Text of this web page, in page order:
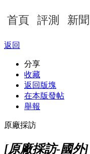
首頁 評測 新聞
返回
分享
收藏
返回版塊
在本版發帖
舉報
原廠採訪
[原廠採訪-國外]